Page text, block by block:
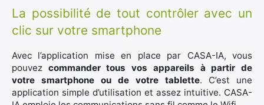
La possibilité de tout contrôler avec un
clic sur votre smartphone
Avec l’application mise en place par CASA-IA, vous
pouvez commander tous vos appareils à partir de
votre smartphone ou de votre tablette. C’est une
application simple d’utilisation et assez intuitive. CASA-